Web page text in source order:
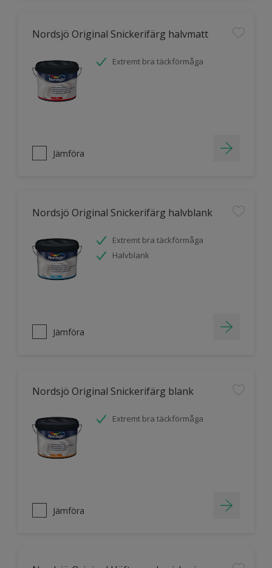
Nordsjö Original Snickerifärg halvmatt
Extremt bra täckförmåga
Jämföra
Nordsjö Original Snickerifärg halvblank
Extremt bra täckförmåga
Halvblank
Jämföra
Nordsjö Original Snickerifärg blank
Extremt bra täckförmåga
Jämföra